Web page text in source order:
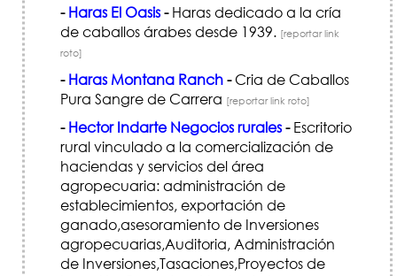
- Haras El Oasis-Haras dedicado a la cría
de caballos árabes desde 1939. [reportar link
roto]
- Haras Montana Ranch-Cria de Caballos
Pura Sangre de Carrera [reportar link roto]
- Hector Indarte Negocios rurales-Escritorio
rural vinculado a la comercialización de
haciendas y servicios del área
agropecuaria: administración de
establecimientos, exportación de
ganado,asesoramiento de Inversiones
agropecuarias,Auditoria, Administración
de Inversiones,Tasaciones,Proyectos de